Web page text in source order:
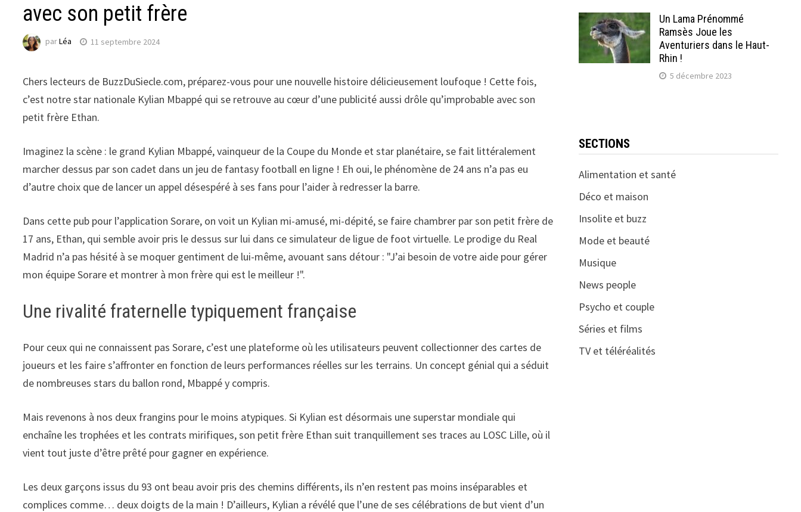
avec son petit frère
parLéa 11 septembre 2024
Chers lecteurs de BuzzDuSiecle.com, préparez-vous pour une nouvelle histoire délicieusement loufoque ! Cette fois,
c’est notre star nationale Kylian Mbappé qui se retrouve au cœur d’une publicité aussi drôle qu’improbable avec son
petit frère Ethan.
Imaginez la scène : le grand Kylian Mbappé, vainqueur de la Coupe du Monde et star planétaire, se fait littéralement
marcher dessus par son cadet dans un jeu de fantasy football en ligne ! Eh oui, le phénomène de 24 ans n’a pas eu
d’autre choix que de lancer un appel désespéré à ses fans pour l’aider à redresser la barre.
Dans cette pub pour l’application Sorare, on voit un Kylian mi-amusé, mi-dépité, se faire chambrer par son petit frère de
17 ans, Ethan, qui semble avoir pris le dessus sur lui dans ce simulateur de ligue de foot virtuelle. Le prodige du Real
Madrid n’a pas hésité à se moquer gentiment de lui-même, avouant sans détour : "J’ai besoin de votre aide pour gérer
mon équipe Sorare et montrer à mon frère qui est le meilleur !".
Une rivalité fraternelle typiquement française
Pour ceux qui ne connaissent pas Sorare, c’est une plateforme où les utilisateurs peuvent collectionner des cartes de
joueurs et les faire s’affronter en fonction de leurs performances réelles sur les terrains. Un concept génial qui a séduit
de nombreuses stars du ballon rond, Mbappé y compris.
Mais revenons à nos deux frangins pour le moins atypiques. Si Kylian est désormais une superstar mondiale qui
enchaîne les trophées et les contrats mirifiques, son petit frère Ethan suit tranquillement ses traces au LOSC Lille, où il
vient tout juste d’être prêté pour gagner en expérience.
Les deux garçons issus du 93 ont beau avoir pris des chemins différents, ils n’en restent pas moins inséparables et
complices comme… deux doigts de la main ! D’ailleurs, Kylian a révélé que l’une de ses célébrations de but vient d’un
Un Lama Prénommé
Ramsès Joue les
Aventuriers dans le Haut-
Rhin !
5 décembre 2023
SECTIONS
Alimentation et santé
Déco et maison
Insolite et buzz
Mode et beauté
Musique
News people
Psycho et couple
Séries et films
TV et téléréalités